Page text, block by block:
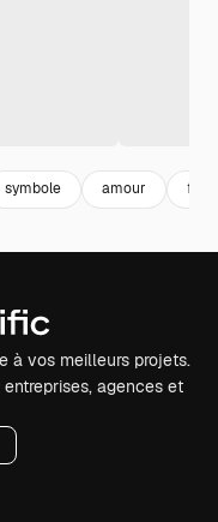
symbole amour
à vos meilleurs projets.
entreprises, agences et